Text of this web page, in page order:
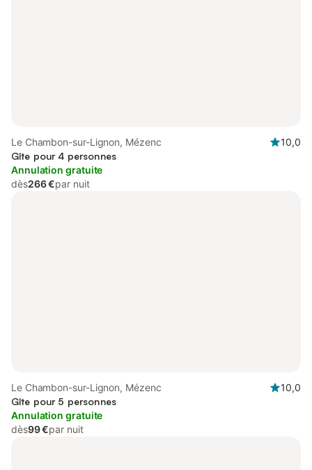
Le Chambon-sur-Lignon, Mézenc
10,0
Gîte pour 4 personnes
Annulation gratuite
dès266 €par nuit
Le Chambon-sur-Lignon, Mézenc
10,0
Gîte pour 5 personnes
Annulation gratuite
dès99 €par nuit